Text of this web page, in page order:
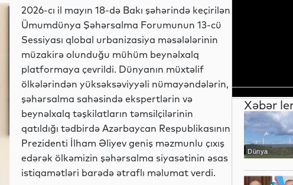
2026-cı il mayın 18-də Bakı şəhərində keçirilən
Ümumdünya Şəhərsalma Forumunun 13-cü
Sessiyası qlobal urbanizasiya məsələlərinin
müzakirə olunduğu mühüm beynəlxalq
platformaya çevrildi. Dünyanın müxtəlif
ölkələrindən yüksəksəviyyəli nümayəndələrin,
şəhərsalma sahəsində ekspertlərin və
beynəlxalq təşkilatların təmsilçilərinin
qatıldığı tədbirdə Azərbaycan Respublikasının
Prezidenti İlham Əliyev geniş məzmunlu çıxış
edərək ölkəmizin şəhərsalma siyasətinin əsas
istiqamətləri barədə ətraflı məlumat verdi.
Xəbər
Dünya